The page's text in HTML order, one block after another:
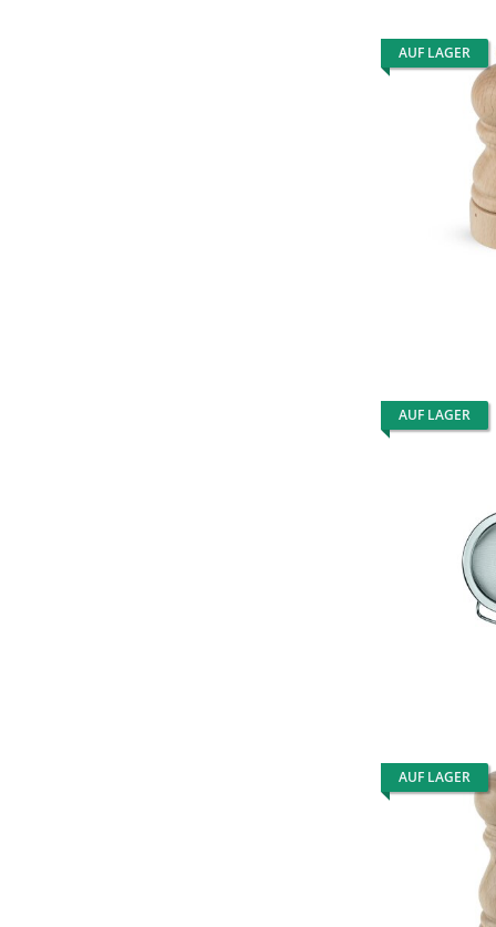
AUF LAGER
AUF LAGER
AUF LAGER